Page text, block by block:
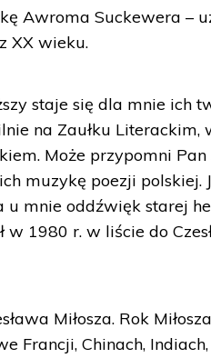
Awroma Suckewera –
XX wieku.
staje się dla mnie ich
na Zaułku Literackim,
Może przypomni Pan
muzykę poezji polskiej.
u mnie oddźwięk starej
1980 r. w liście do
Miłosza. Rok
Francji, Chinach,